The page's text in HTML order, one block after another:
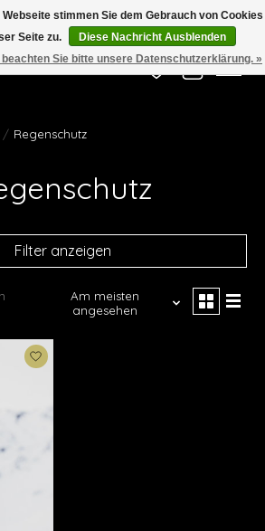
Wunschzettel
Ihr
/ Regenschutz
Filter anzeigen
Am meisten
angesehen
stimmen Sie dem Gebrauch von Cookies
Seite zu.
Diese Nachricht Ausblenden
Sie bitte unsere Datenschutzerklärung. »